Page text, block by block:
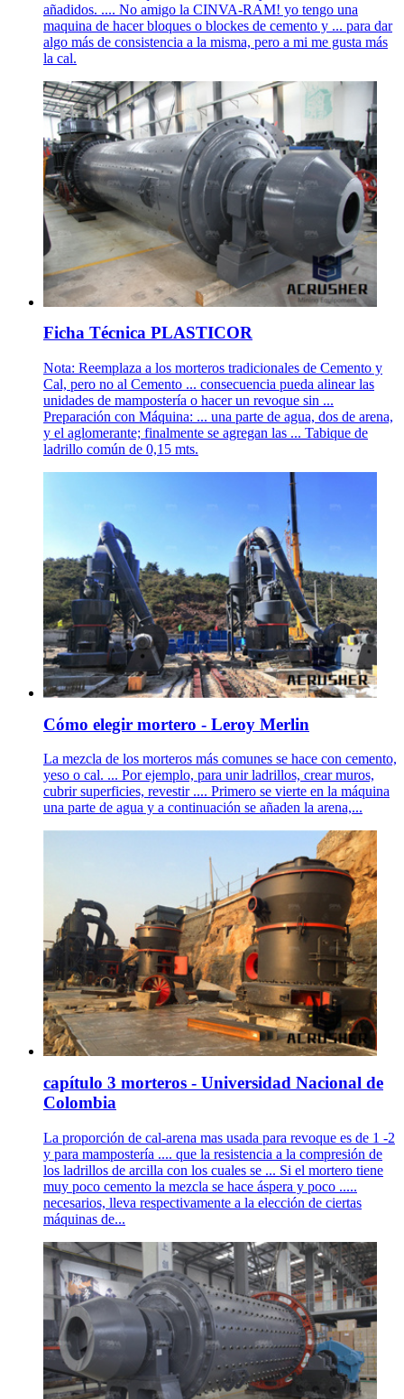
añadidos. .... No amigo la CINVA-RAM! yo tengo una
maquina de hacer bloques o blockes de cemento y ... para dar
algo más de consistencia a la misma, pero a mi me gusta más
la cal.
Ficha Técnica PLASTICOR
Nota: Reemplaza a los morteros tradicionales de Cemento y
Cal, pero no al Cemento ... consecuencia pueda alinear las
unidades de mampostería o hacer un revoque sin ...
Preparación con Máquina: ... una parte de agua, dos de arena,
y el aglomerante; finalmente se agregan las ... Tabique de
ladrillo común de 0,15 mts.
Cómo elegir mortero - Leroy Merlin
La mezcla de los morteros más comunes se hace con cemento,
yeso o cal. ... Por ejemplo, para unir ladrillos, crear muros,
cubrir superficies, revestir .... Primero se vierte en la máquina
una parte de agua y a continuación se añaden la arena,...
capítulo 3 morteros - Universidad Nacional de
Colombia
La proporción de cal-arena mas usada para revoque es de 1 -2
y para mampostería .... que la resistencia a la compresión de
los ladrillos de arcilla con los cuales se ... Si el mortero tiene
muy poco cemento la mezcla se hace áspera y poco .....
necesarios, lleva respectivamente a la elección de ciertas
máquinas de...